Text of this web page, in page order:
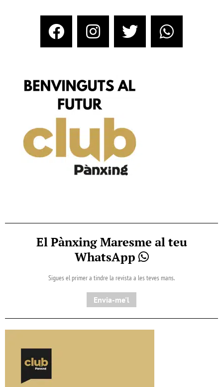
El Pànxing Maresme al teu
WhatsApp
Sigues el primer a tindre la revista a les teves mans.
Envia-me'l